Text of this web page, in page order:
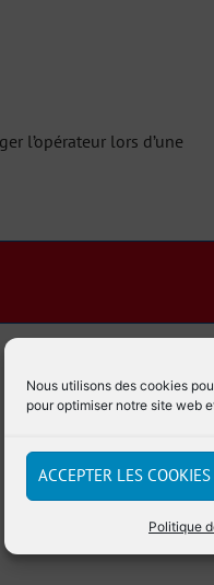
Nous utilisons des cookies
pour optimiser notre site web
ACCEPTER LES COOKIES
Politique
l’opérateur lors d’une